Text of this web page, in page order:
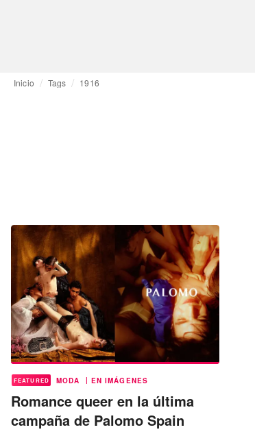
Inicio Tags 1916
FEATURED MODA | EN IMÁGENES
Romance queer en la última
campaña de Palomo Spain